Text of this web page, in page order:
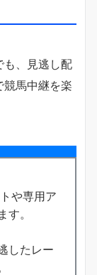
も、見逃し配
馬中継を楽
や専用ア
。
したレー